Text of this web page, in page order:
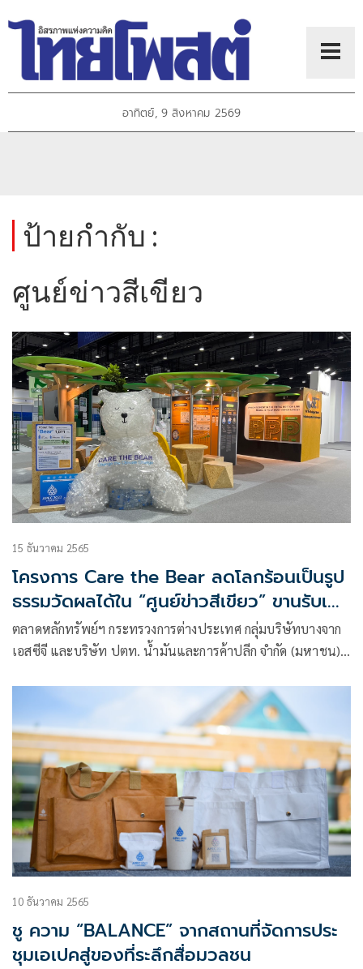
อาทิตย์, 9 สิงหาคม 2569
ป้ายกำกับ :
ศูนย์ข่าวสีเขียว
15 ธันวาคม 2565
โครงการ Care the Bear ลดโลกร้อนเป็นรูป
ธรรมวัดผลได้ใน “ศูนย์ข่าวสีเขียว” ขานรับเป้า
หมายการประชุมเอเปค 2565 สู่เศรษฐกิจ
BCG อย่างสมดุลและยั่งยืน
ตลาดหลักทรัพย์ฯ กระทรวงการต่างประเทศ กลุ่มบริษัทบางจาก
เอสซีจี และบริษัท ปตท. น้ำมันและการค้าปลีก จำกัด (มหาชน)
10 ธันวาคม 2565
ชู ความ “BALANCE” จากสถานที่จัดการประ
ชุมเอเปคสู่ของที่ระลึกสื่อมวลชน